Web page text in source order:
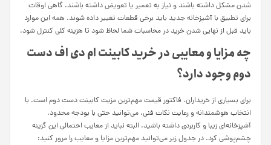
شدن مشکل داشته باشند و نیاز به تعمیر یا تعویض داشته باشند. گاهی اوقات
برای تطبیق با آشپزخانه جدید باید برخی قطعات تغییر داده شوند. همه این موارد
باید قبل از نهایی شدن خرید در محاسبات شما لحاظ شود تا هزینه کلی کنترل شود.
چه مزایا و معایبی در خرید کابینت ام دی اف دست
دوم وجود دارد؟
برای بسیاری از خریداران، فاکتور قیمت مهم‌ترین مزیت کابینت دست دوم است. با
انتخاب هوشمندانه و رعایت نکات فنی، می‌توانید حتی با بودجه محدود،
آشپزخانه‌ای زیبا و کاربردی داشته باشید. البته نباید از معایب احتمالی این گزینه
چشم‌پوشی کرد. در جدول زیر می‌توانید مهم‌ترین مزایا و معایب را مرور کنید: